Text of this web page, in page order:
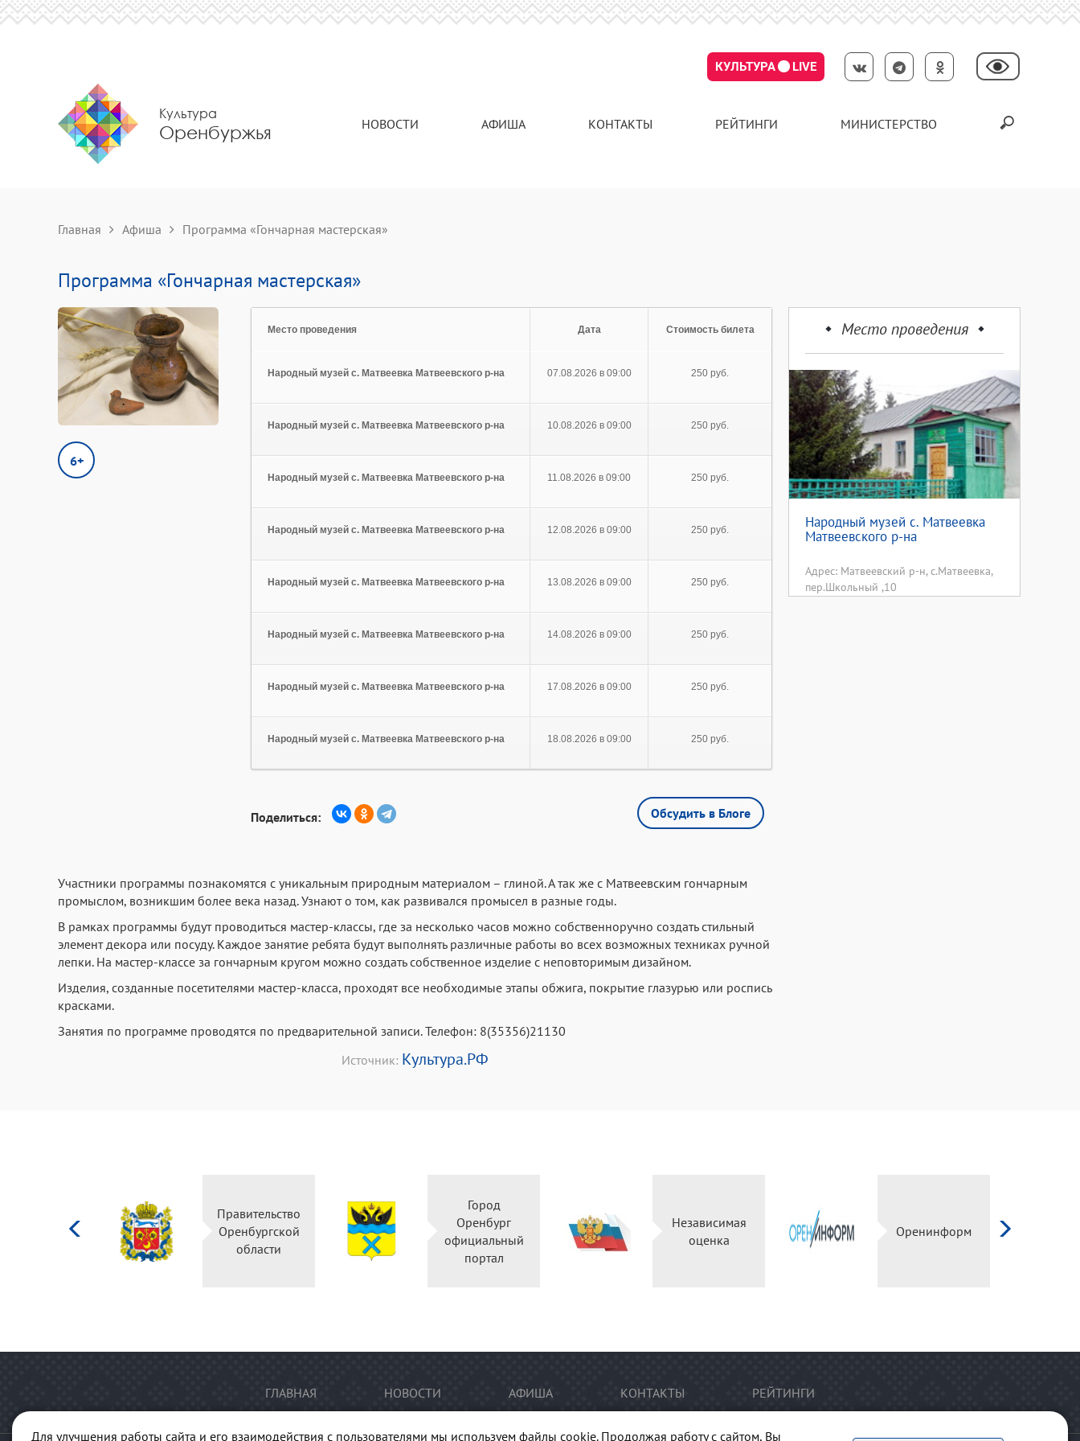
КУЛЬТУРА LIVE
Культура
Оренбуржья НОВОСТИ АФИША КОНТАКТЫ РЕЙТИНГИ МИНИСТЕРСТВО
Главная Афиша Программа «Гончарная мастерская»
Программа «Гончарная мастерская»
6+
Место проведения Дата Стоимость билета
Народный музей с. Матвеевка Матвеевского р-на 07.08.2026 в 09:00 250 руб.
Народный музей с. Матвеевка Матвеевского р-на 10.08.2026 в 09:00 250 руб.
Народный музей с. Матвеевка Матвеевского р-на 11.08.2026 в 09:00 250 руб.
Народный музей с. Матвеевка Матвеевского р-на 12.08.2026 в 09:00 250 руб.
Народный музей с. Матвеевка Матвеевского р-на 13.08.2026 в 09:00 250 руб.
Народный музей с. Матвеевка Матвеевского р-на 14.08.2026 в 09:00 250 руб.
Народный музей с. Матвеевка Матвеевского р-на 17.08.2026 в 09:00 250 руб.
Народный музей с. Матвеевка Матвеевского р-на 18.08.2026 в 09:00 250 руб.
Поделиться: Обсудить в Блоге
Участники программы познакомятся с уникальным природным материалом – глиной. А так же с Матвеевским гончарным
промыслом, возникшим более века назад. Узнают о том, как развивался промысел в разные годы.
В рамках программы будут проводиться мастер-классы, где за несколько часов можно собственноручно создать стильный
элемент декора или посуду. Каждое занятие ребята будут выполнять различные работы во всех возможных техниках ручной
лепки. На мастер-классе за гончарным кругом можно создать собственное изделие с неповторимым дизайном.
Изделия, созданные посетителями мастер-класса, проходят все необходимые этапы обжига, покрытие глазурью или роспись
красками.
Занятия по программе проводятся по предварительной записи. Телефон: 8(35356)21130
Источник: Культура.РФ
Место проведения
Народный музей с. Матвеевка
Матвеевского р-на
Адрес: Матвеевский р-н, с.Матвеевка,
пер.Школьный ,10
Правительство
Оренбургской
области
Город
Оренбург
официальный
портал
Независимая
оценка
Оренинформ
Для улучшения работы сайта и его взаимодействия с пользователями мы используем файлы cookie. Продолжая работу с сайтом, Вы
ГЛАВНАЯ НОВОСТИ АФИША КОНТАКТЫ РЕЙТИНГИ